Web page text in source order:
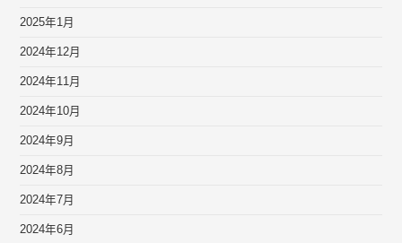
2025年1月
2024年12月
2024年11月
2024年10月
2024年9月
2024年8月
2024年7月
2024年6月